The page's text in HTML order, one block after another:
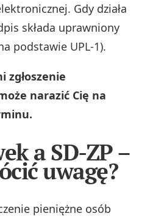
Gdy działa
składa uprawniony
podstawie UPL‑1).
zgłoszenie
narazić Cię na
a SD-ZP –
uwagę?
pieniężne osób